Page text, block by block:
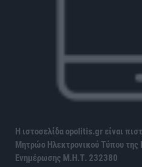
Η ιστοσελίδα opolitis.gr είναι
Μητρώο Ηλεκτρονικού Τύπου της
Ενημέρωσης Μ.Η.Τ. 232380